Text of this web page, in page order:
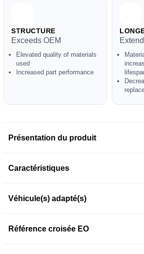
STRUCTURE
Exceeds OEM
Elevated quality of materials
used
Increased part performance
Présentation du produit
Caractéristiques
Véhicule(s) adapté(s)
Référence croisée EO